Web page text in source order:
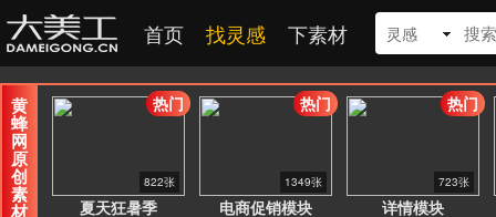
首页 找灵感 下素材 灵感
黄
蜂
网
原
创
素
材 夏天狂暑季
822张
热门
电商促销模块
1349张
热门
详情模块
723张
热门